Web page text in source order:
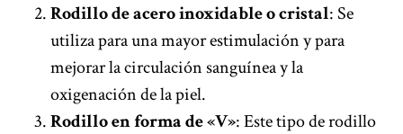
Rodillo de acero inoxidable o cristal: Se
utiliza para una mayor estimulación y para
mejorar la circulación sanguínea y la
oxigenación de la piel.
Rodillo en forma de «V»: Este tipo de rodillo